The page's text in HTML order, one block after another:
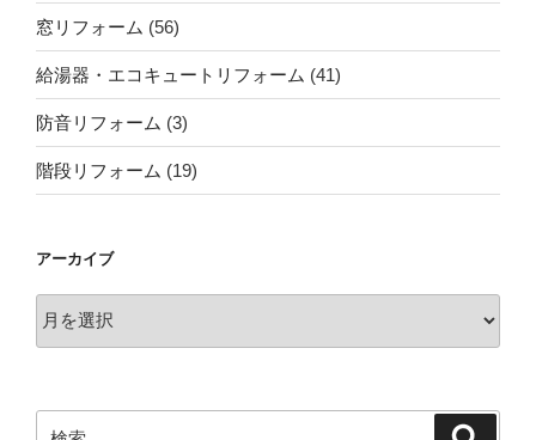
窓リフォーム (56)
給湯器・エコキュートリフォーム (41)
防音リフォーム (3)
階段リフォーム (19)
アーカイブ
ー